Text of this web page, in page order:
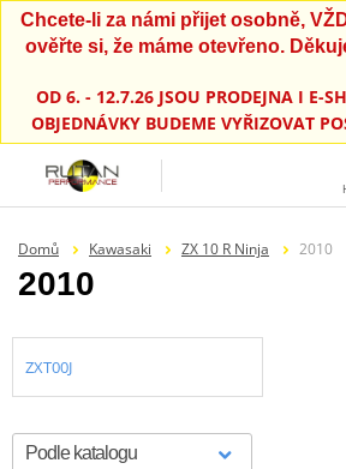
Chcete-li za námi přijet osobně,
ověřte si, že máme otevřeno.
OD 6. - 12.7.26 JSOU PRODEJNA I E-
OBJEDNÁVKY BUDEME VYŘIZOVAT
Domů Kawasaki ZX 10 R Ninja 2010
2010
ZXT00J